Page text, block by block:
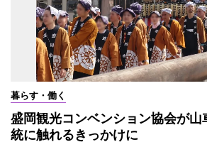
暮らす・働く
盛岡観光コンベンション協会が
統に触れるきっかけに